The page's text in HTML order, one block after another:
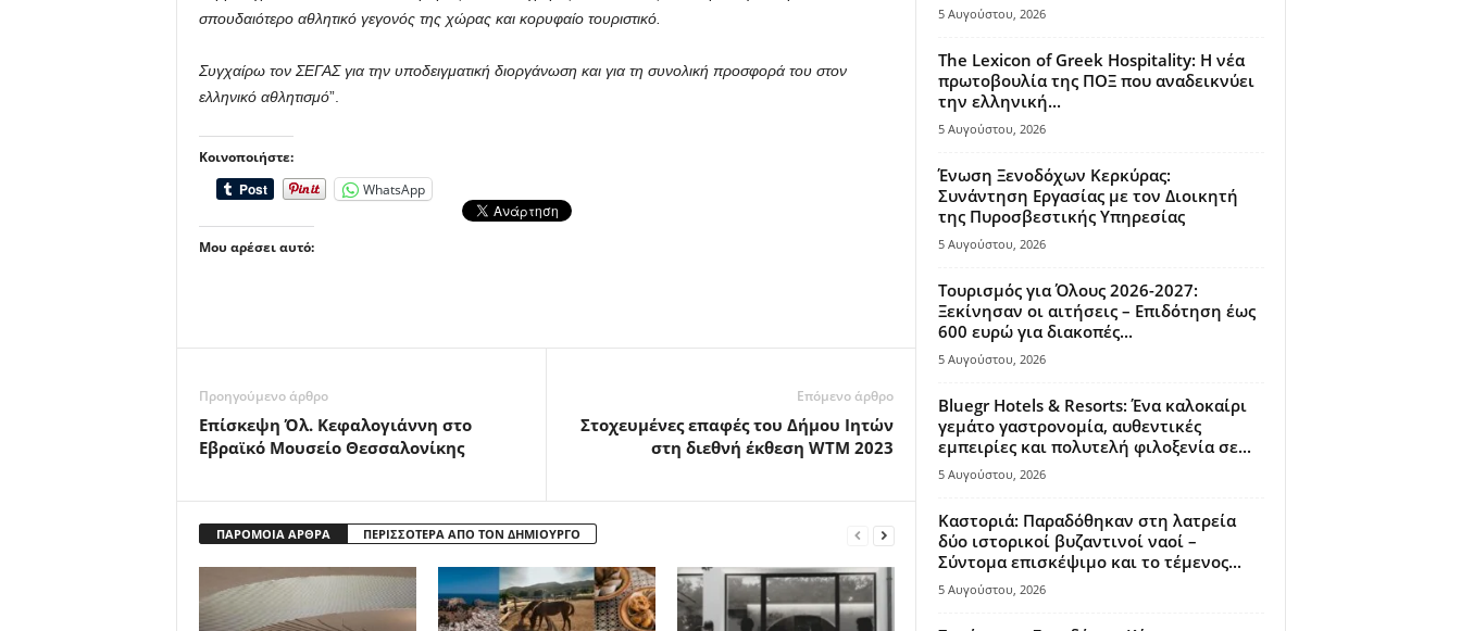
σπουδαιότερο αθλητικό γεγονός της χώρας και κορυφαίο τουριστικό.
Συγχαίρω τον ΣΕΓΑΣ για την υποδειγματική διοργάνωση και για τη συνολική προσφορά του στον
ελληνικό αθλητισμό”.
Κοινοποιήστε:
WhatsApp
Μου αρέσει αυτό:
Προηγούμενο άρθρο
Επίσκεψη Όλ. Κεφαλογιάννη στο
Εβραϊκό Μουσείο Θεσσαλονίκης
Επόμενο άρθρο
Στοχευμένες επαφές του Δήμου Ιητών
στη διεθνή έκθεση WTM 2023
ΠΑΡΟΜΟΙΑ ΑΡΘΡΑ ΠΕΡΙΣΣΟΤΕΡΑ ΑΠΟ ΤΟΝ ΔΗΜΙΟΥΡΓΟ
5 Αυγούστου, 2026
The Lexicon of Greek Hospitality: Η νέα
πρωτοβουλία της ΠΟΞ που αναδεικνύει
την ελληνική...
5 Αυγούστου, 2026
Ένωση Ξενοδόχων Κερκύρας:
Συνάντηση Εργασίας με τον Διοικητή
της Πυροσβεστικής Υπηρεσίας
5 Αυγούστου, 2026
Τουρισμός για Όλους 2026-2027:
Ξεκίνησαν οι αιτήσεις – Επιδότηση έως
600 ευρώ για διακοπές...
5 Αυγούστου, 2026
Bluegr Hotels & Resorts: Ένα καλοκαίρι
γεμάτο γαστρονομία, αυθεντικές
εμπειρίες και πολυτελή φιλοξενία σε...
5 Αυγούστου, 2026
Καστοριά: Παραδόθηκαν στη λατρεία
δύο ιστορικοί βυζαντινοί ναοί –
Σύντομα επισκέψιμο και το τέμενος...
5 Αυγούστου, 2026